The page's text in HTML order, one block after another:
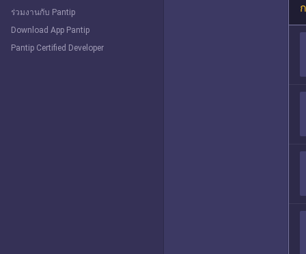
ร่วมงานกับ Pantip
Download App Pantip
Pantip Certified Developer